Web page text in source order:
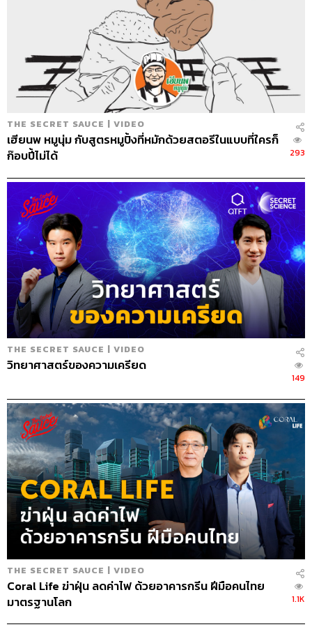
ชาว Pantip เป็นคนแบบไหน
“มันแล้วแต่กลุ่ม คือคอมมูนิตี้ของเรารองรับคนตั้งแต่วัยรุ่น
เลย วัยรุ่นเข้าห้องสยาม เข้าห้องเฉลิมไทย คุยเรื่องหนัง เข้า
ห้องบางขุนพรหม ชวนกันดูละคร พอวัยทำงาน เริ่มเข้าห้อง
สีลม ห้องสินธร คุยเรื่องการลงทุน อยากซื้อบ้าน ไปห้อง
ชายคา ซื้อรถ ไปห้องรัชดา แต่งงาน เข้าห้องบางรัก มีลูก เข้า
ห้องชานเรือน เริ่มมีอายุ เข้าห้องสวนลุม วัยเกษียณ คุยกันที่
ห้องดิโอลด์สยาม ครอบคลุมทุกช่วงอายุ ทุกความสนใจ”
“การแบ่งห้องมันมีหลายปัจจัย ปัจจัยแรกคือสมาชิกเรียกร้อง
เมื่อ 20 ปีที่แล้วตอนที่เรามีห้องเฉลิมไทยขึ้นมา ห้องนี้คุยเรื่อง
บันเทิง ศิลปะ มีทั้งหนังไทย หนังต่างประเทศ ละครหลังข่าว
ดารา นักร้อง นักแสดง การ์ตูน ศิลปะ คอมมูนิตี้มันใหญ่ขึ้น
เริ่มมีการรีเควสต์ กลุ่มเพลงและดนตรีขอแยกก่อนเลยเป็น
ห้องเฉลิมกรุง หรืออย่างห้องหอศิลป์ ทีมงานมองเห็นว่าศิลปะ
มันไปจมกับละคร เราอยากให้ศิลปะที่เป็นอาร์ตจริงๆ มันเด่น
ขึ้นมา หรืออย่างห้องการ์ตูน เขาก็ขอแยก จนล่าสุดเหลือแค่
หนังกับละครอยู่ที่เดียวกัน ละครเนี่ยมันเป็นกลุ่มใหญ่มาก มัน
คือละครหลังข่าว สารพัดซีรีส์ ในขณะที่หนังเข้าทุกวัน
พฤหัสบดี กลุ่มหนังรู้สึกว่าตัวเองโดนเบียด ละครเลยแยกออก
มาเป็นห้องบางขุนพรหม กลายเป็นว่าเฉลิมไทยก็เล็กลง และ
บันเทิงมันคือเรื่องที่คนสนใจ
“ห้องบางห้องเปิดจากทีมงานมองกันเอง เช่น เรามองว่าเมื่อ
2-3 ปีก่อนมีกระทู้ที่ติดอันดับที่สองของปีนั้น ชื่อว่า ดูดวงถาวร
แบบญี่ปุ่น (แม่นมาก)pantip.com/topic/32205199เป็นกระทู้
ที่คนอ่านหลายล้านวิว บ่งบอกความเป็นคนไทยได้ชัดเจนว่าน
อกจากเรื่องบันเทิง ดารา ก็มีเรื่องดูดวง ซึ่งก่อนหน้านั้นเรา
สนใจเรื่องกลุ่มพระเครื่อง เห็นว่าบนออนไลน์มีการซื้อขาย
พระเครื่องกัน เป็นตลาดเฉพาะทางที่มีดีมานด์พอสมควร แต่
เดิมกลุ่มพระเครื่องรวมกันอยู่ที่ห้องจตุจักร คุยเรื่องต้นไม้
สัตว์เลี้ยง ของสะสม แล้วห้องนี้มีแต่หมาแมว พอพระเครื่อง
ไปอยู่ในห้องนั้นก็จะดูแปลกๆ เราเลยอยากดึงพระเครื่องออก
มา แต่การที่ดึงพระเครื่องออกมาก็กลัวไม่เกิด เลยเห็นว่ามันมี
ดูดวงที่พอจะไปด้วยกันได้ เลยเปิดห้องพรหมชาติขึ้นมา”
THE SECRET SAUCE | VIDEO
เฮียนพ หมูนุ่ม กับสูตรหมูปิ้งที่หมักด้วยสตอรีในแบบที่ใครก็
ก๊อบปี้ไม่ได้
293
THE SECRET SAUCE | VIDEO
วิทยาศาสตร์ของความเครียด
149
THE SECRET SAUCE | VIDEO
Coral Life ฆ่าฝุ่น ลดค่าไฟ ด้วยอาคารกรีน ฝีมือคนไทย
มาตรฐานโลก
1.1K